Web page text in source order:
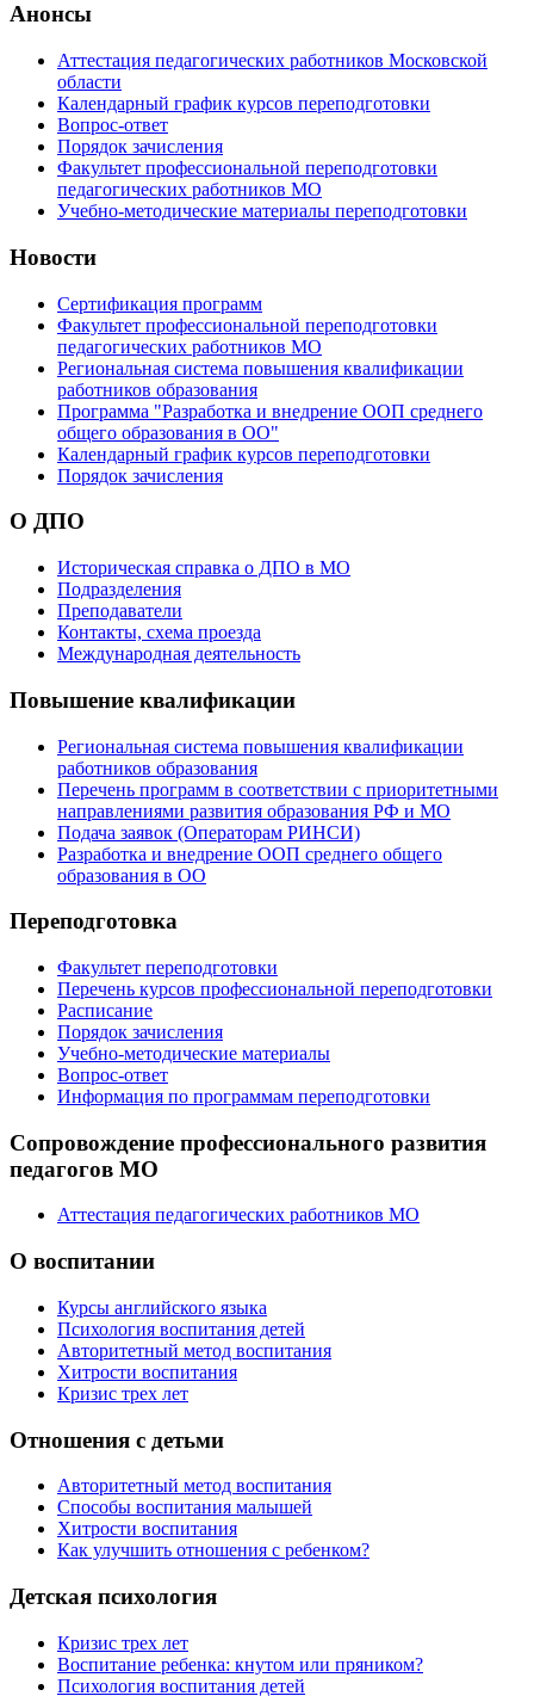
Анонсы
Аттестация педагогических работников Московской
области
Календарный график курсов переподготовки
Вопрос-ответ
Порядок зачисления
Факультет профессиональной переподготовки
педагогических работников МО
Учебно-методические материалы переподготовки
Новости
Сертификация программ
Факультет профессиональной переподготовки
педагогических работников МО
Региональная система повышения квалификации
работников образования
Программа "Разработка и внедрение ООП среднего
общего образования в ОО"
Календарный график курсов переподготовки
Порядок зачисления
О ДПО
Историческая справка о ДПО в МО
Подразделения
Преподаватели
Контакты, схема проезда
Международная деятельность
Повышение квалификации
Региональная система повышения квалификации
работников образования
Перечень программ в соответствии с приоритетными
направлениями развития образования РФ и МО
Подача заявок (Операторам РИНСИ)
Разработка и внедрение ООП среднего общего
образования в ОО
Переподготовка
Факультет переподготовки
Перечень курсов профессиональной переподготовки
Расписание
Порядок зачисления
Учебно-методические материалы
Вопрос-ответ
Информация по программам переподготовки
Сопровождение профессионального развития
педагогов МО
Аттестация педагогических работников МО
О воспитании
Курсы английского языка
Психология воспитания детей
Авторитетный метод воспитания
Хитрости воспитания
Кризис трех лет
Отношения с детьми
Авторитетный метод воспитания
Способы воспитания малышей
Хитрости воспитания
Как улучшить отношения с ребенком?
Детская психология
Кризис трех лет
Воспитание ребенка: кнутом или пряником?
Психология воспитания детей